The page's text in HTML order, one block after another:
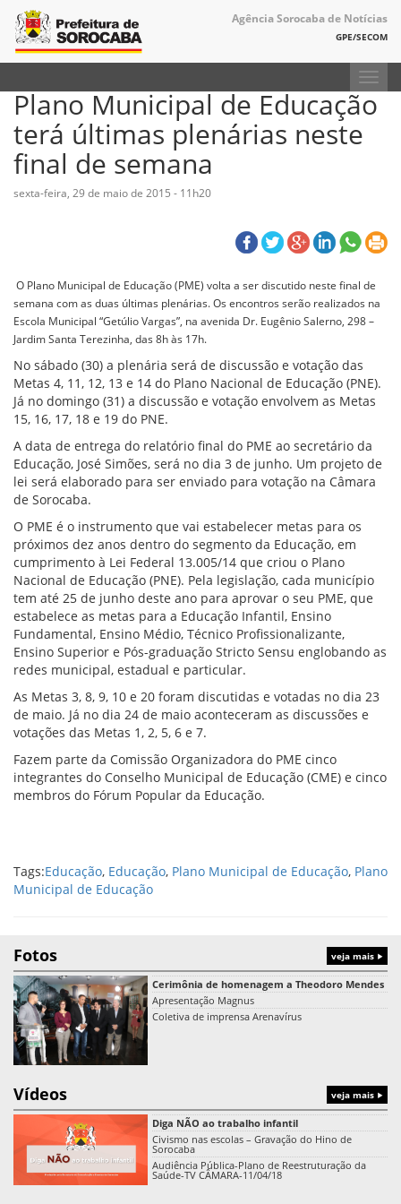
Agência Sorocaba de Notícias
GPE/SECOM
Plano Municipal de Educação
terá últimas plenárias neste
final de semana
sexta-feira, 29 de maio de 2015 - 11h20
O Plano Municipal de Educação (PME) volta a ser discutido neste final de
semana com as duas últimas plenárias. Os encontros serão realizados na
Escola Municipal “Getúlio Vargas”, na avenida Dr. Eugênio Salerno, 298 –
Jardim Santa Terezinha, das 8h às 17h.
No sábado (30) a plenária será de discussão e votação das
Metas 4, 11, 12, 13 e 14 do Plano Nacional de Educação (PNE).
Já no domingo (31) a discussão e votação envolvem as Metas
15, 16, 17, 18 e 19 do PNE.
A data de entrega do relatório final do PME ao secretário da
Educação, José Simões, será no dia 3 de junho. Um projeto de
lei será elaborado para ser enviado para votação na Câmara
de Sorocaba.
O PME é o instrumento que vai estabelecer metas para os
próximos dez anos dentro do segmento da Educação, em
cumprimento à Lei Federal 13.005/14 que criou o Plano
Nacional de Educação (PNE). Pela legislação, cada município
tem até 25 de junho deste ano para aprovar o seu PME, que
estabelece as metas para a Educação Infantil, Ensino
Fundamental, Ensino Médio, Técnico Profissionalizante,
Ensino Superior e Pós-graduação Stricto Sensu englobando as
redes municipal, estadual e particular.
As Metas 3, 8, 9, 10 e 20 foram discutidas e votadas no dia 23
de maio. Já no dia 24 de maio aconteceram as discussões e
votações das Metas 1, 2, 5, 6 e 7.
Fazem parte da Comissão Organizadora do PME cinco
integrantes do Conselho Municipal de Educação (CME) e cinco
membros do Fórum Popular da Educação.
Tags:Educação, Educação, Plano Municipal de Educação, Plano
Municipal de Educação
Fotos veja mais
Cerimônia de homenagem a Theodoro Mendes
Apresentação Magnus
Coletiva de imprensa Arenavírus
Vídeos veja mais
Diga NÃO ao trabalho infantil
Civismo nas escolas – Gravação do Hino de
Sorocaba
Audiência Pública-Plano de Reestruturação da
Saúde-TV CÂMARA-11/04/18